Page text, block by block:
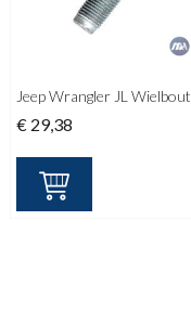
Jeep Wrangler JL Wielbout
€ 29,38